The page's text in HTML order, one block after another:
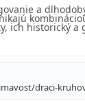
a
ich historický
draci-